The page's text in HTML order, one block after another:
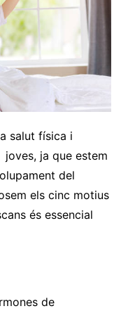
salut física i
ja que estem
del
els cinc motius
és essencial
de